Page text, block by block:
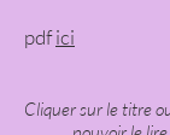
pdfici
Cliquer sur le titre